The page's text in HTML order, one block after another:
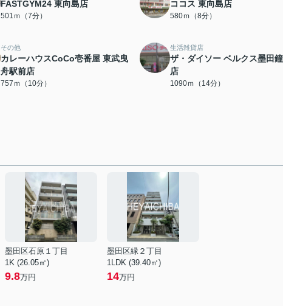
FASTGYM24 東向島店
501ｍ（7分）
ココス 東向島店
580ｍ（8分）
その他
カレーハウスCoCo壱番屋 東武曳
舟駅前店
757ｍ（10分）
生活雑貨店
ザ・ダイソー ベルクス墨田
店
1090ｍ（14分）
墨田区石原１丁目
1K (26.05㎡)
9.8万円
墨田区緑２丁目
1LDK (39.40㎡)
14万円